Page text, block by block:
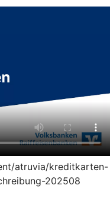
atruvia/kreditkarten-
202508